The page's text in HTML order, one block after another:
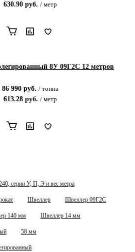
630.90руб. / метр
8У 09Г2С 12 метров
86 990руб. / тонна
613.28руб. / метр
серии У, П, Э и вес метра
Швеллер Швеллер 09Г2С
140 мм Швеллер 14 мм
58 мм